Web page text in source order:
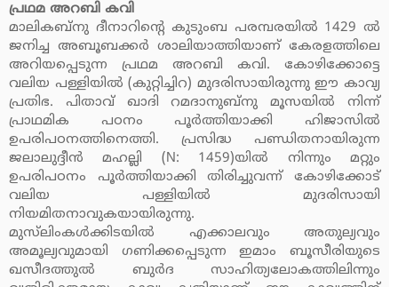
പ്രഥമ അറബി കവി
മാലികബ്‌നു ദീനാറിന്റെ കുടുംബ പരമ്പരയില്‍ 1429 ല്‍
ജനിച്ച അബൂബക്കര്‍ ശാലിയാത്തിയാണ് കേരളത്തിലെ
അറിയപ്പെടുന്ന പ്രഥമ അറബി കവി. കോഴിക്കോട്ടെ
വലിയ പള്ളിയില്‍ (കുറ്റിച്ചിറ) മുദരിസായിരുന്നു ഈ കാവ്യ
പ്രതിഭ. പിതാവ് ഖാദി റമദാനുബ്‌നു മൂസയില്‍ നിന്ന്
പ്രാഥമിക പഠനം പൂര്‍ത്തിയാക്കി ഹിജാസില്‍
ഉപരിപഠനത്തിനെത്തി. പ്രസിദ്ധ പണ്ഡിതനായിരുന്ന
ജലാലുദ്ദീന്‍ മഹല്ലി (N: 1459)യില്‍ നിന്നും മറ്റും
ഉപരിപഠനം പൂര്‍ത്തിയാക്കി തിരിച്ചുവന്ന് കോഴിക്കോട്
വലിയ പള്ളിയില്‍ മുദരിസായി
നിയമിതനാവുകയായിരുന്നു.
മുസ്‌ലിംകള്‍ക്കിടയില്‍ എക്കാലവും അതുല്യവും
അമൂല്യവുമായി ഗണിക്കപ്പെടുന്ന ഇമാം ബൂസീരിയുടെ
ഖസീദത്തുല്‍ ബുര്‍ദ സാഹിത്യലോകത്തിലിന്നും